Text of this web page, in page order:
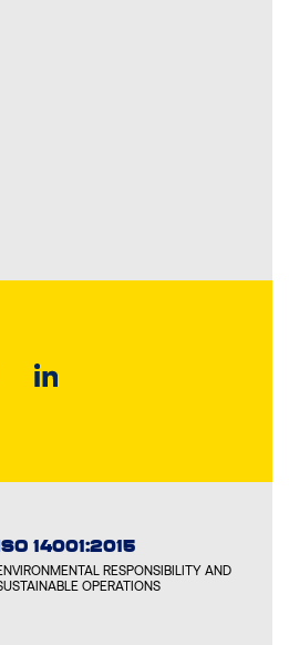
14001:2015
RESPONSIBILITY AND
OPERATIONS